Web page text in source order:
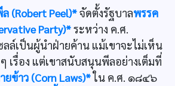
(Robert Peel)*จัดตั้งรัฐบาลพรรค
Party)*ระหว่าง ค.ศ.
ล์เป็นผู้นำฝ่ายค้าน แม้เขาจะไม่เห็น
เรื่อง แต่เขาสนับสนุนพีลอย่างเต็มที่
ข้าว (Corn Laws)*ใน ค.ศ. ๑๘๔๖